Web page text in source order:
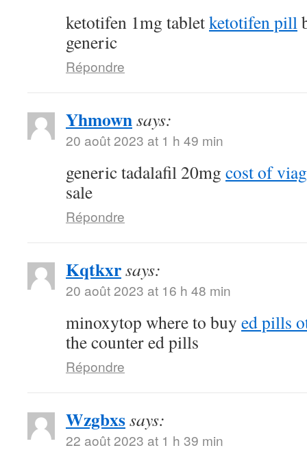
ketotifen 1mg tabletketotifen pill
generic
Répondre
Yhmownsays:
20 août 2023 at 1 h 49 min
generic tadalafil 20mg cost of
sale
Répondre
Kqtkxrsays:
20 août 2023 at 16 h 48 min
minoxytop where to buy ed pills
the counter ed pills
Répondre
Wzgbxssays:
22 août 2023 at 1 h 39 min